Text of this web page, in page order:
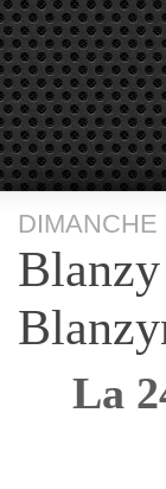
DIMANCHE
La